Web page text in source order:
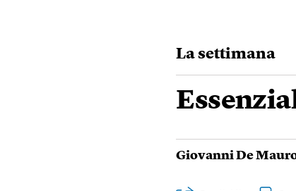
La settimana
Giovanni De